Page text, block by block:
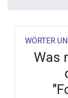
WÖRTER
Was